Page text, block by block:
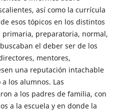
así como la currícula
esos tópicos en los distintos
primaria, preparatoria, normal,
el deber ser de los
mentores,
una reputación intachable
los alumnos. Las
a los padres de familia, con
a la escuela y en donde la